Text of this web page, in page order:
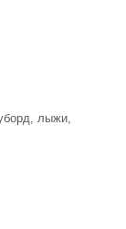
лыжи,